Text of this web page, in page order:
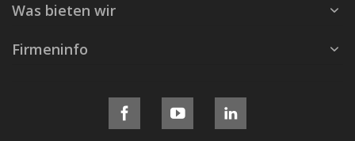
Was bieten wir
Firmeninfo